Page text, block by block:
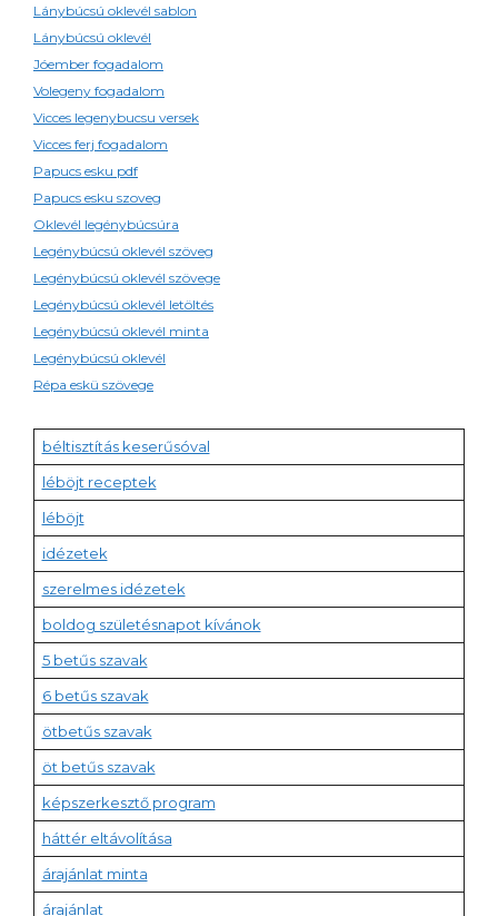
Lánybúcsú oklevél sablon
Lánybúcsú oklevél
Jóember fogadalom
Volegeny fogadalom
Vicces legenybucsu versek
Vicces ferj fogadalom
Papucs esku pdf
Papucs esku szoveg
Oklevél legénybúcsúra
Legénybúcsú oklevél szöveg
Legénybúcsú oklevél szövege
Legénybúcsú oklevél letöltés
Legénybúcsú oklevél minta
Legénybúcsú oklevél
Répa eskü szövege
béltisztítás keserűsóval
léböjt receptek
léböjt
idézetek
szerelmes idézetek
boldog születésnapot kívánok
5 betűs szavak
6 betűs szavak
ötbetűs szavak
öt betűs szavak
képszerkesztő program
háttér eltávolítása
árajánlat minta
árajánlat